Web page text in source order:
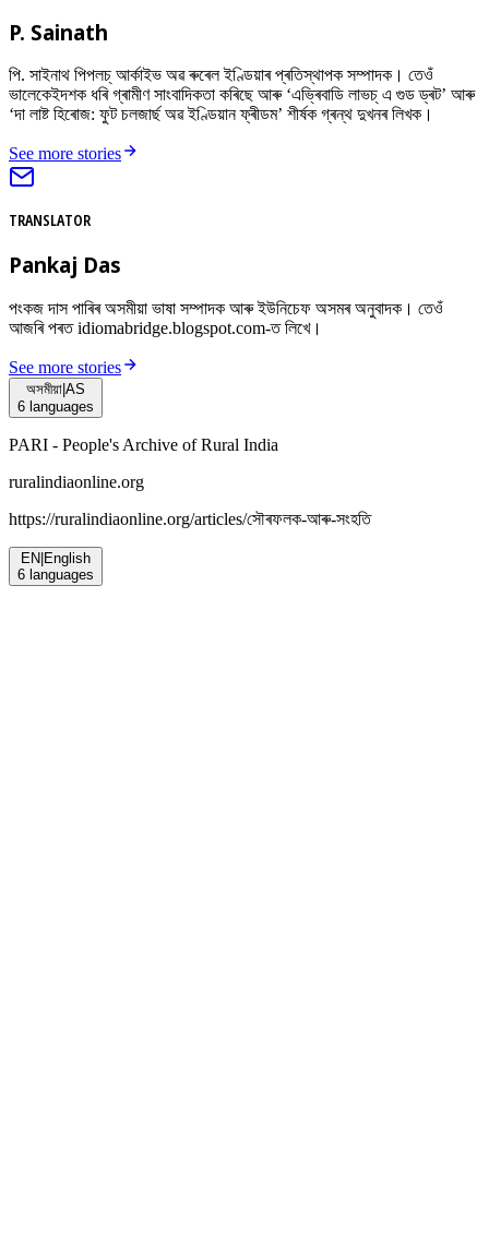
P. Sainath
পি. সাইনাথ পিপলচ্ আৰ্কাইভ অৱ ৰুৰেল ইণ্ডিয়াৰ প্ৰতিস্থাপক সম্পাদক। তেওঁ
ভালেকেইদশক ধৰি গ্ৰামীণ সাংবাদিকতা কৰিছে আৰু ‘এভ্ৰিবাডি লাভচ্ এ গুড ড্ৰট’ আৰু
‘দা লাষ্ট হিৰোজ: ফুট চলজাৰ্ছ অৱ ইণ্ডিয়ান ফ্ৰীডম’ শীৰ্ষক গ্ৰন্থ দুখনৰ লিখক।
See more stories
TRANSLATOR
Pankaj Das
পংকজ দাস পাৰিৰ অসমীয়া ভাষা সম্পাদক আৰু ইউনিচেফ অসমৰ অনুবাদক। তেওঁ
আজৰি পৰত idiomabridge.blogspot.com-ত লিখে।
See more stories
অসমীয়া AS
6 languages
PARI - People's Archive of Rural India
ruralindiaonline.org
https://ruralindiaonline.org/articles/সৌৰফলক-আৰু-সংহতি
EN English
6 languages